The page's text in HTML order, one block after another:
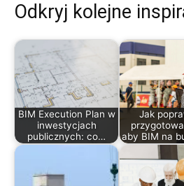
Odkryj kolejne
BIM Execution Plan w
inwestycjach
publicznych: co…
Jak
aby BIM na